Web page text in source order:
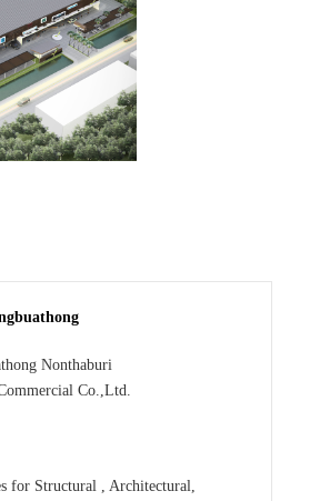
Nonthaburi
Co.,Ltd.
for Structural , Architectural,